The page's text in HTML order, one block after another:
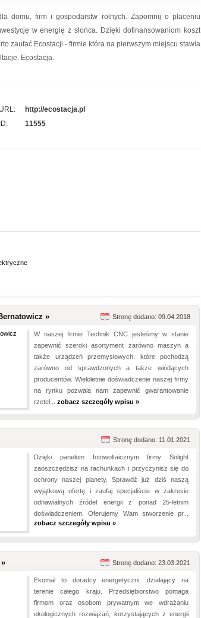
domu, firm i gospodarstw rolnych. Zapomnij o płaceniu
w energię z słońca. Dzięki dofinansowaniom koszt
zaufać Ecostacji - firmie która na pierwszym miejscu stawia
Ecostacja.
URL:
http://ecostacja.pl
ID: 11555
» Stronę dodano: 09.04.2018
W naszej firmie Technik CNC jesteśmy w stanie
zapewnić szeroki asortyment zarówno maszyn a
także urządzeń przemysłowych, które pochodzą
zarówno od sprawdzonych a także wiodących
producentów. Wieloletnie doświadczenie naszej firmy
na rynku pozwala nam zapewnić gwarantowanie
rzetel... zobacz szczegóły wpisu »
Stronę dodano: 11.01.2021
Dzięki panelom fotowoltaicznym firmy Solight
zaoszczędzisz na rachunkach i przyczynisz się do
ochrony naszej planety. Sprawdź już dziś naszą
wyjątkową ofertę i zaufaj specjaliście w zakresie
odnawialnych źródeł energii z ponad 25-letnim
doświadczeniem. Oferujemy Wam stworzenie pr...
zobacz szczegóły wpisu »
Stronę dodano: 23.03.2021
Ekomal to doradcy energetyczni, działający na
terenie całego kraju. Przedsiębiorstwo pomaga
firmom oraz osobom prywatnym we wdrażaniu
ekologicznych rozwiązań, korzystających z energii